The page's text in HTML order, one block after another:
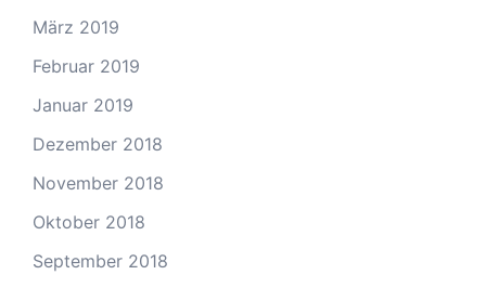
März 2019
Februar 2019
Januar 2019
Dezember 2018
November 2018
Oktober 2018
September 2018